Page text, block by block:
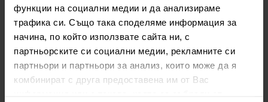
функции на социални медии и да анализираме
трафика си. Също така споделяме информация за
начина, по който използвате сайта ни, с
партньорските си социални медии, рекламните си
партньори и партньори за анализ, които може да я
комбинират с друга предоставена им от Вас